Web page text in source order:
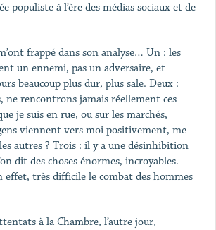
populiste à l’ère des médias sociaux et de
frappé dans son analyse… Un : les
un ennemi, pas un adversaire, et
beaucoup plus dur, plus sale. Deux :
ne rencontrons jamais réellement ces
je suis en rue, ou sur les marchés,
viennent vers moi positivement, me
autres ? Trois : il y a une désinhibition
dit des choses énormes, incroyables.
effet, très difficile le combat des hommes
à la Chambre, l’autre jour,